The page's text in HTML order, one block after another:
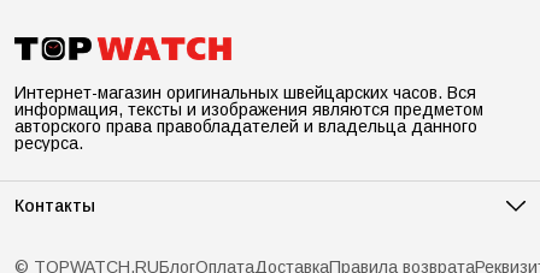
Интернет-магазин оригинальных швейцарских часов. Вся
информация, тексты и изображения являются предметом
авторского права правобладателей и владельца данного
ресурса.
Контакты
Телефон
© TOPWATCH.RUБлогОплатаДоставкаПравила возврата